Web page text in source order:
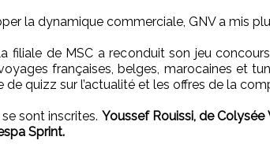
la dynamique commerciale, GNV a mis
la filiale de MSC a reconduit son jeu
françaises, belges, marocaines et
de quizz sur l’actualité et les offres de la
sont inscrites. Youssef Rouissi, de
Sprint.